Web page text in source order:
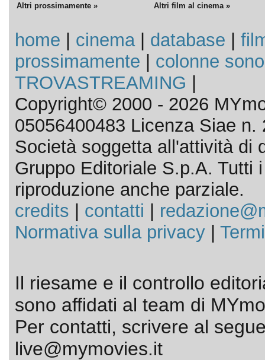
Altri prossimamente » Altri film al cinema »
home cinema| database
prossimamente
colonne
TROVASTREAMING
Copyright© 2000 - 2026
05056400483 Licenza Siae n.
Società soggetta all'attività di
Gruppo Editoriale S.p.A. Tutti
riproduzione anche parziale.
credits
contatti
Normativa sulla privacy|
Il riesame e il controllo
sono affidati al team di
Per contatti, scrivere al
live@mymovies.it